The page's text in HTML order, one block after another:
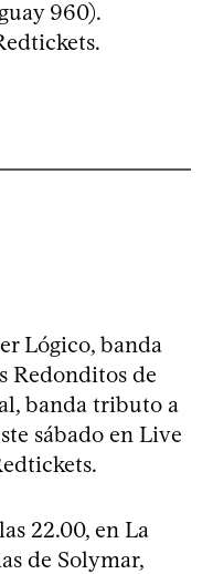
960).
Lógico, banda
Redonditos de
banda tributo a
sábado en Live
22.00, en La
de Solymar,